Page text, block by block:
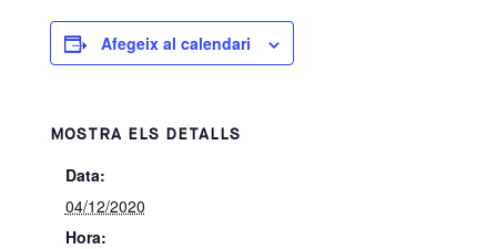
Afegeix al calendari
MOSTRA ELS DETALLS
Data:
04/12/2020
Hora: